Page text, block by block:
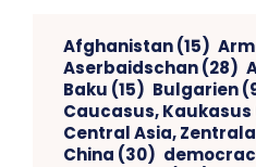
Afghanistan(15)
Aserbaidschan(28)
Baku (15) Bulgarien
Caucasus, Kaukasus
Central Asia,
China (30)